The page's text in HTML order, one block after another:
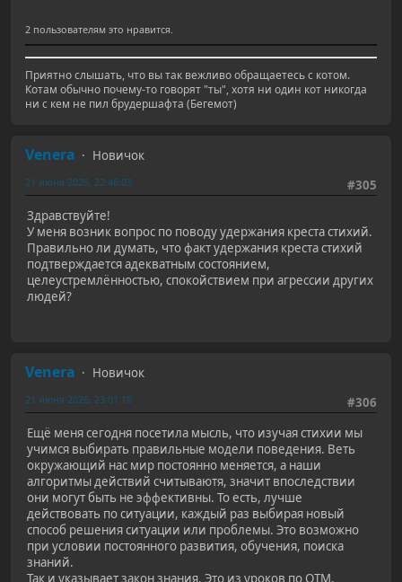
2 пользователям это нравится.
Приятно слышать, что вы так вежливо обращаетесь с котом.
Котам обычно почему-то говорят "ты", хотя ни один кот никогда
ни с кем не пил брудершафта (Бегемот)
Venera
Новичок
#305
21 июня 2026, 22:46:03
Здравствуйте!
У меня возник вопрос по поводу удержания креста стихий.
Правильно ли думать, что факт удержания креста стихий
подтверждается адекватным состоянием,
целеустремлённостью, спокойствием при агрессии других
людей?
Venera
Новичок
#306
21 июня 2026, 23:01:18
Ещё меня сегодня посетила мысль, что изучая стихии мы
учимся выбирать правильные модели поведения. Веть
окружающий нас мир постоянно меняется, а наши
алгоритмы действий считываютя, значит впоследствии
они могут быть не эффективны. То есть, лучше
действовать по ситуации, каждый раз выбирая новый
способ решения ситуации или проблемы. Это возможно
при условии постоянного развития, обучения, поиска
знаний.
Так и указывает закон знания. Это из уроков по ОТМ.